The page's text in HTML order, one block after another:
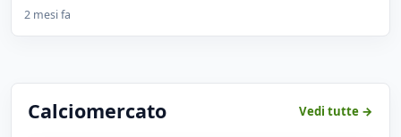
2 mesi fa
Calciomercato Vedi tutte →